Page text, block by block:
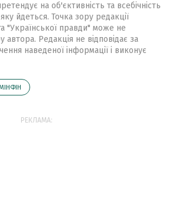
на об'єктивність та всебічність
йдеться. Точка зору редакції
"Української правди" може не
автора. Редакція не відповідає за
наведеної інформації і виконує
РЕКЛАМА: